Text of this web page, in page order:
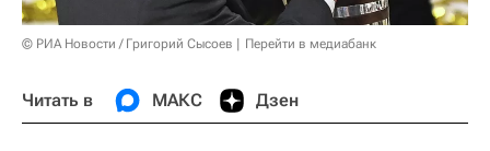
© РИА Новости / Григорий Сысоев Перейти в медиабанк
Читать в МАКС Дзен